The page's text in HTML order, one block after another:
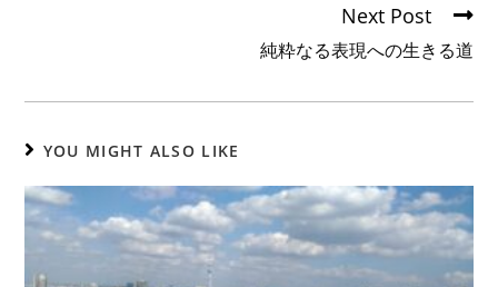
k
Next Post
純粋なる表現への生きる道
YOU MIGHT ALSO LIKE